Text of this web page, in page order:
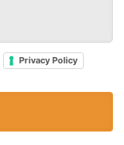
Privacy Policy